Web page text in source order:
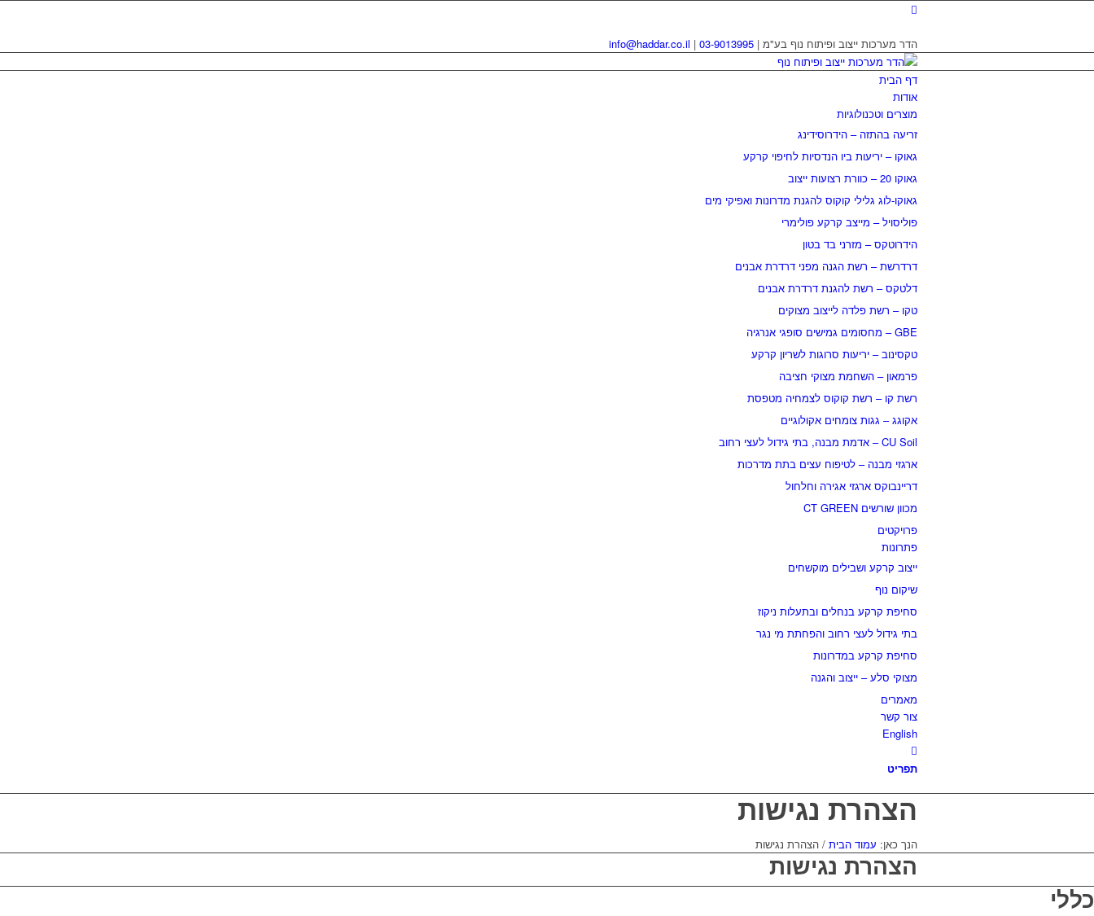
הדר מערכות ייצוב ופיתוח נוף בע"מ | 03-9013995
|
info@haddar.co.il
דף הבית
אודות
מוצרים וטכנולוגיות
זריעה בהתזה – הידרוסידינג
גאוקו – יריעות ביו הנדסיות לחיפוי קרקע
גאוקו 20 – כוורת רצועות ייצוב
גאוקו-לוג גלילי קוקוס להגנת מדרונות ואפיקי מים
פוליסויל – מייצב קרקע פולימרי
הידרוטקס – מזרני בד בטון
דרדרשת – רשת הגנה מפני דרדרת אבנים
דלטקס – רשת להגנת דרדרת אבנים
טקו – רשת פלדה לייצוב מצוקים
GBE – מחסומים גמישים סופגי אנרגיה
טקסינוב – יריעות סרוגות לשריון קרקע
פרמאון – השחמת מצוקי חציבה
רשת קו – רשת קוקוס לצמחיה מטפסת
אקוגג – גגות צומחים אקולוגיים
CU Soil – אדמת מבנה, בתי גידול לעצי רחוב
ארגזי מבנה – לטיפוח עצים בתת מדרכות
דריינבוקס ארגזי אגירה וחלחול
מכוון שורשים CT GREEN
פרויקטים
פתרונות
ייצוב קרקע ושבילים מוקשחים
שיקום נוף
סחיפת קרקע בנחלים ובתעלות ניקוז
בתי גידול לעצי רחוב והפחתת מי נגר
סחיפת קרקע במדרונות
מצוקי סלע – ייצוב והגנה
מאמרים
צור קשר
English
תפריט
הצהרת נגישות
הנך כאן: עמוד הבית / הצהרת נגישות
הצהרת נגישות
כללי